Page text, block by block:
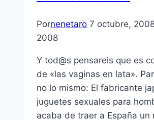
Pornenetaro 7 octubre,
2008
Y tod@s pensareis que es
de «las vaginas en lata».
no lo mismo: El fabricante
juguetes sexuales para
acaba de traer a España un